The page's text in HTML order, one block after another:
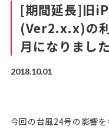
[期間延長]旧
(Ver2.x.x)の
月になりました
2018.10.01
今回の台風24号の影響